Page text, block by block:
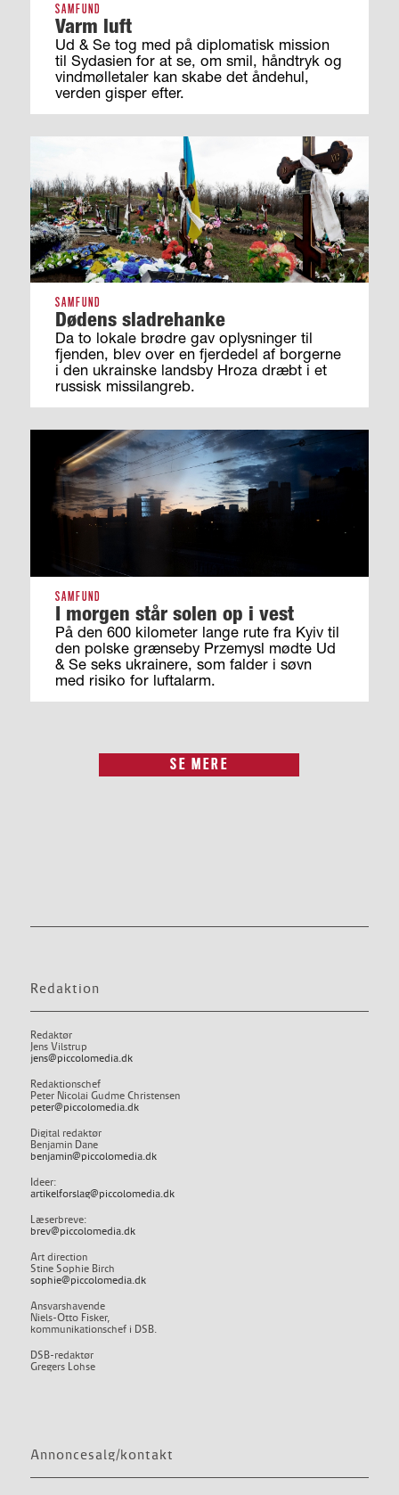
SAMFUND
Varm luft
Ud & Se tog med på diplomatisk mission
til Sydasien for at se, om smil, håndtryk og
vindmølletaler kan skabe det åndehul,
verden gisper efter.
SAMFUND
Dødens sladrehanke
Da to lokale brødre gav oplysninger til
fjenden, blev over en fjerdedel af borgerne
i den ukrainske landsby Hroza dræbt i et
russisk missilangreb.
SAMFUND
I morgen står solen op i vest
På den 600 kilometer lange rute fra Kyiv til
den polske grænseby Przemysl mødte Ud
& Se seks ukrainere, som falder i søvn
med risiko for luftalarm.
SE MERE
Redaktion
Redaktør
Jens Vilstrup
jens@piccolomedia.dk
Redaktionschef
Peter Nicolai Gudme Christensen
peter@piccolomedia.dk
Digital redaktør
Benjamin Dane
benjamin@piccolomedia.dk
Ideer:
artikelforslag@piccolomedia.dk
Læserbreve:
brev@piccolomedia.dk
Art direction
Stine Sophie Birch
sophie@piccolomedia.dk
Ansvarshavende
Niels-Otto Fisker,
kommunikationschef i DSB.
DSB-redaktør
Gregers Lohse
Annoncesalg/kontakt